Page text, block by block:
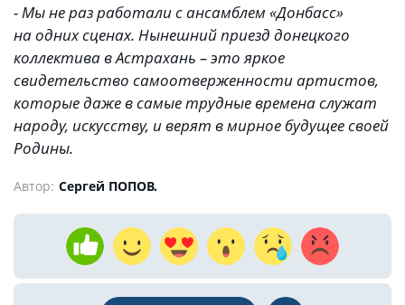
- Мы не раз работали с ансамблем «Донбасс»
на одних сценах. Нынешний приезд донецкого
коллектива в Астрахань – это яркое
свидетельство самоотверженности артистов,
которые даже в самые трудные времена служат
народу, искусству, и верят в мирное будущее своей
Родины.
Автор: Сергей ПОПОВ.